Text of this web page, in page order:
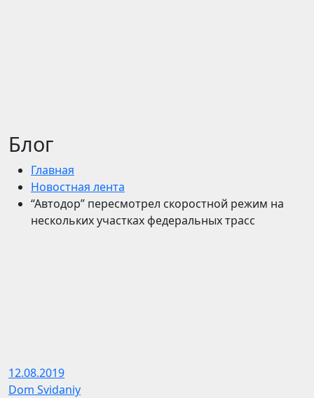
Блог
Главная
Новостная лента
“Автодор” пересмотрел скоростной режим на
нескольких участках федеральных трасс
12.08.2019
Dom Svidaniy